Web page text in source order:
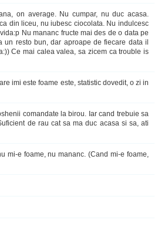
on average. Nu cumpar, nu duc acasa.
din liceu, nu iubesc ciocolata. Nu indulcesc
Nu mananc fructe mai des de o data pe
un resto bun, dar aproape de fiecare data il
Ce mai calea valea, sa zicem ca trouble is
imi este foame este, statistic dovedit, o zi in
comandate la birou. Iar cand trebuie sa
de rau cat sa ma duc acasa si sa, ati
mi-e foame, nu mananc. (Cand mi-e foame,